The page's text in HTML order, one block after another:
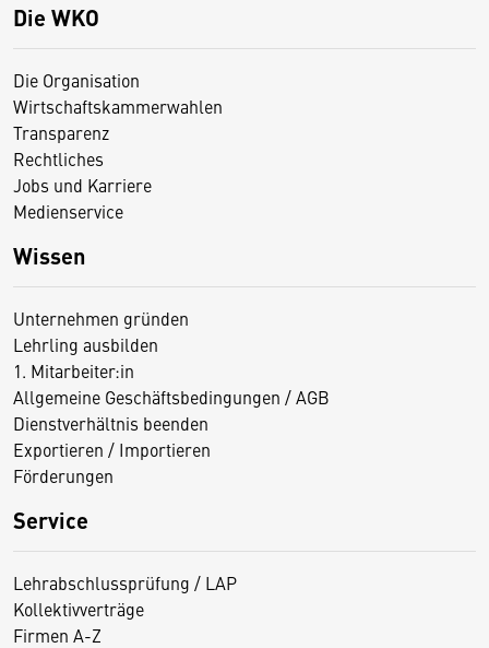
Die WKO
Die Organisation
Wirtschaftskammerwahlen
Transparenz
Rechtliches
Jobs und Karriere
Medienservice
Wissen
Unternehmen gründen
Lehrling ausbilden
1. Mitarbeiter:in
Allgemeine Geschäftsbedingungen / AGB
Dienstverhältnis beenden
Exportieren / Importieren
Förderungen
Service
Lehrabschlussprüfung / LAP
Kollektivverträge
Firmen A-Z